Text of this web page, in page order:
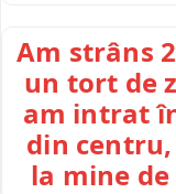
Am strâns
un tort de
am intrat
din
la mine